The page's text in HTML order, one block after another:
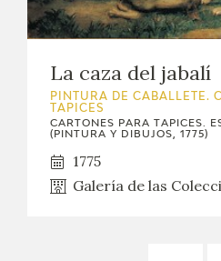
La caza del jabalí
PINTURA DE CABALLETE.
TAPICES
CARTONES PARA TAPICES.
(PINTURA Y DIBUJOS, 1775)
1775
Galería de las